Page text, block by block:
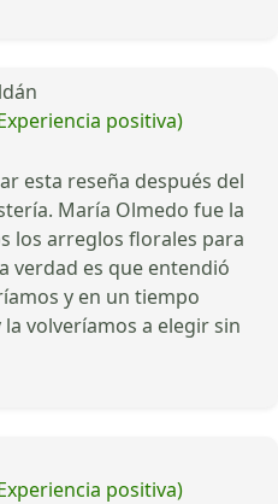
positiva)
esta reseña después del
María Olmedo fue la
los arreglos florales para
verdad es que entendió
y en un tiempo
volveríamos a elegir sin
positiva)